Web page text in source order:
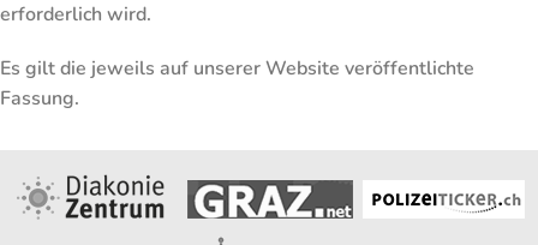
erforderlich wird.
Es gilt die jeweils auf unserer Website veröffentlichte
Fassung.